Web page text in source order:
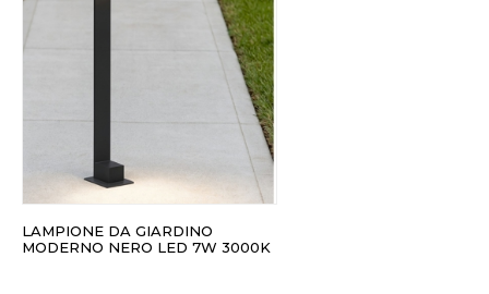
LAMPIONE DA GIARDINO
MODERNO NERO LED 7W 3000K